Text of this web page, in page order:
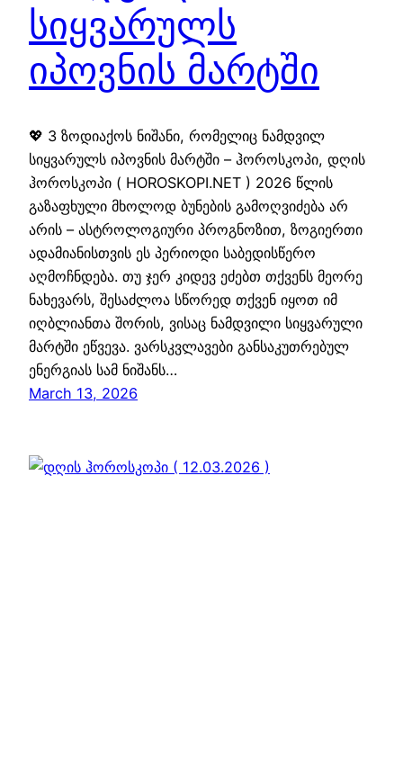
სიყვარულს
იპოვნის მარტში
💖 3 ზოდიაქოს ნიშანი, რომელიც ნამდვილ
სიყვარულს იპოვნის მარტში – ჰოროსკოპი, დღის
ჰოროსკოპი ( HOROSKOPI.NET ) 2026 წლის
გაზაფხული მხოლოდ ბუნების გამოღვიძება არ
არის – ასტროლოგიური პროგნოზით, ზოგიერთი
ადამიანისთვის ეს პერიოდი საბედისწერო
აღმოჩნდება. თუ ჯერ კიდევ ეძებთ თქვენს მეორე
ნახევარს, შესაძლოა სწორედ თქვენ იყოთ იმ
იღბლიანთა შორის, ვისაც ნამდვილი სიყვარული
მარტში ეწვევა. ვარსკვლავები განსაკუთრებულ
ენერგიას სამ ნიშანს…
March 13, 2026